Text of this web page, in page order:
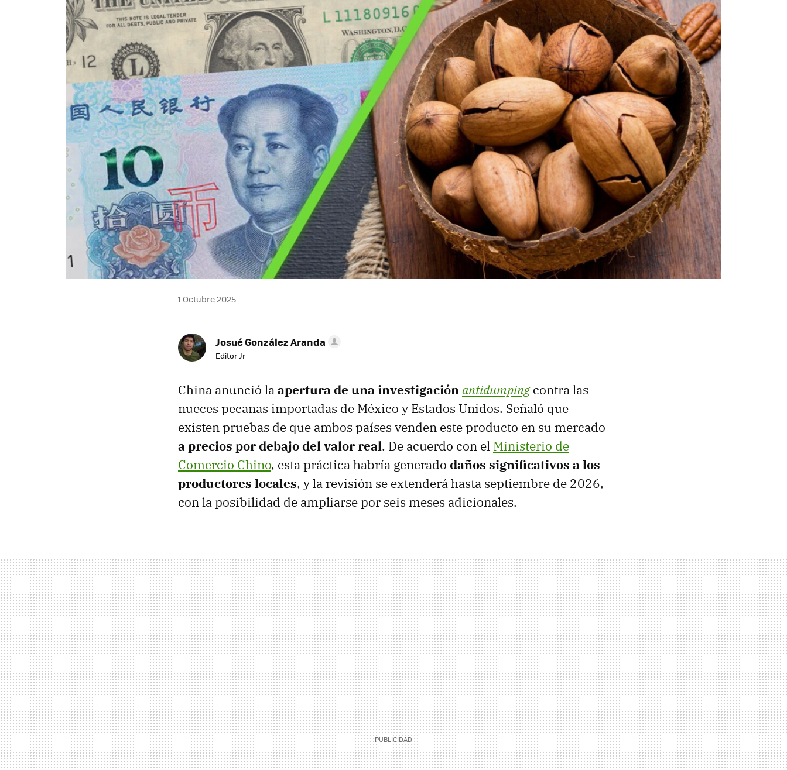
1 Octubre 2025
Josué González Aranda
Editor Jr
China anunció laapertura de una investigaciónantidumpingcontra las
nueces pecanas importadas de México y Estados Unidos. Señaló que
existen pruebas de que ambos países venden este producto en su mercado
a precios por debajo del valor real. De acuerdo con el Ministerio de
Comercio Chino, esta práctica habría generado daños significativos a los
productores locales, y la revisión se extenderá hasta septiembre de 2026,
con la posibilidad de ampliarse por seis meses adicionales.